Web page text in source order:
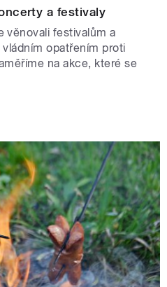
a festivaly
věnovali festivalům a
opatřením proti
na akce, které se